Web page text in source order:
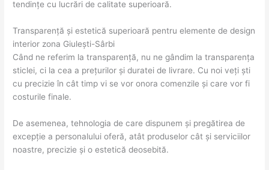
tendințe cu lucrări de calitate superioară.
Transparență și estetică superioară pentru elemente de design
interior zona Giulești-Sârbi
Când ne referim la transparență, nu ne gândim la transparența
sticlei, ci la cea a prețurilor și duratei de livrare. Cu noi veți ști
cu precizie în cât timp vi se vor onora comenzile și care vor fi
costurile finale.
De asemenea, tehnologia de care dispunem și pregătirea de
excepție a personalului oferă, atât produselor cât și serviciilor
noastre, precizie și o estetică deosebită.